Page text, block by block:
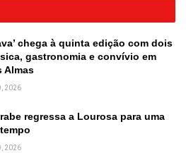
chega à quinta edição com dois
gastronomia e convívio em
Almas
2026
regressa a Lourosa para uma
2026